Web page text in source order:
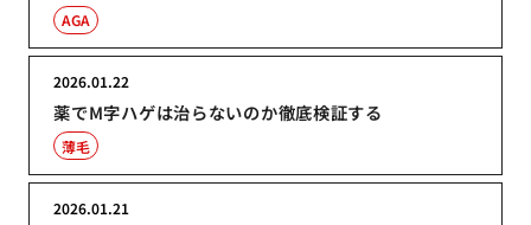
AGA
薬でM字ハゲは治らないのか徹底検証する
2026.01.22
薄毛
2026.01.21